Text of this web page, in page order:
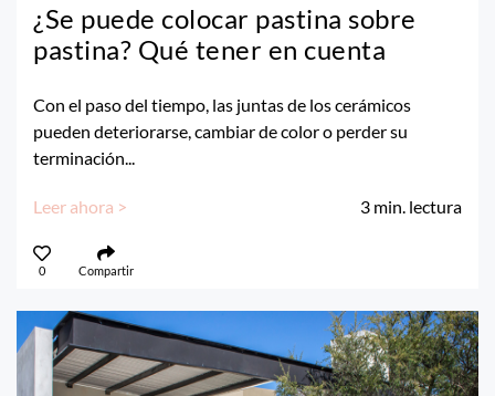
¿Se puede colocar pastina sobre
pastina? Qué tener en cuenta
Con el paso del tiempo, las juntas de los cerámicos
pueden deteriorarse, cambiar de color o perder su
terminación...
Leer ahora > 3 min. lectura
0 Compartir